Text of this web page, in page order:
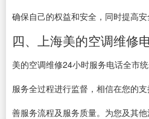
确保自己的权益和安全，同时提高安
四、上海美的空调维修
美的空调维修24小时服务电话全市
服务全过程进行监督，相信在您的
善服务流程及服务质量。为您及其他